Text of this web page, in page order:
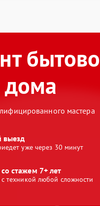
дома
мастера
выезд
уже через 30 минут
стажем 7+ лет
техникой любой сложности